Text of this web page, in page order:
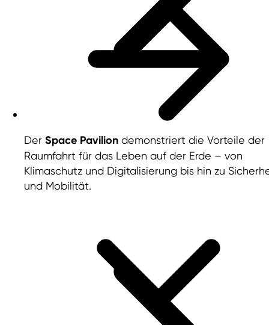
Der Space Pavilion demonstriert die Vorteile der
Raumfahrt für das Leben auf der Erde – von
Klimaschutz und Digitalisierung bis hin zu
und Mobilität.